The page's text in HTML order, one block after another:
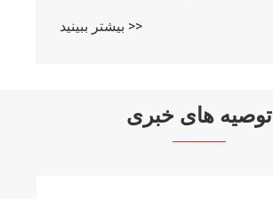
بیشتر ببینید >>
توصیه های خبری